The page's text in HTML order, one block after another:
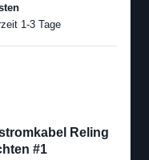
1-3 Tage
Reling
#1